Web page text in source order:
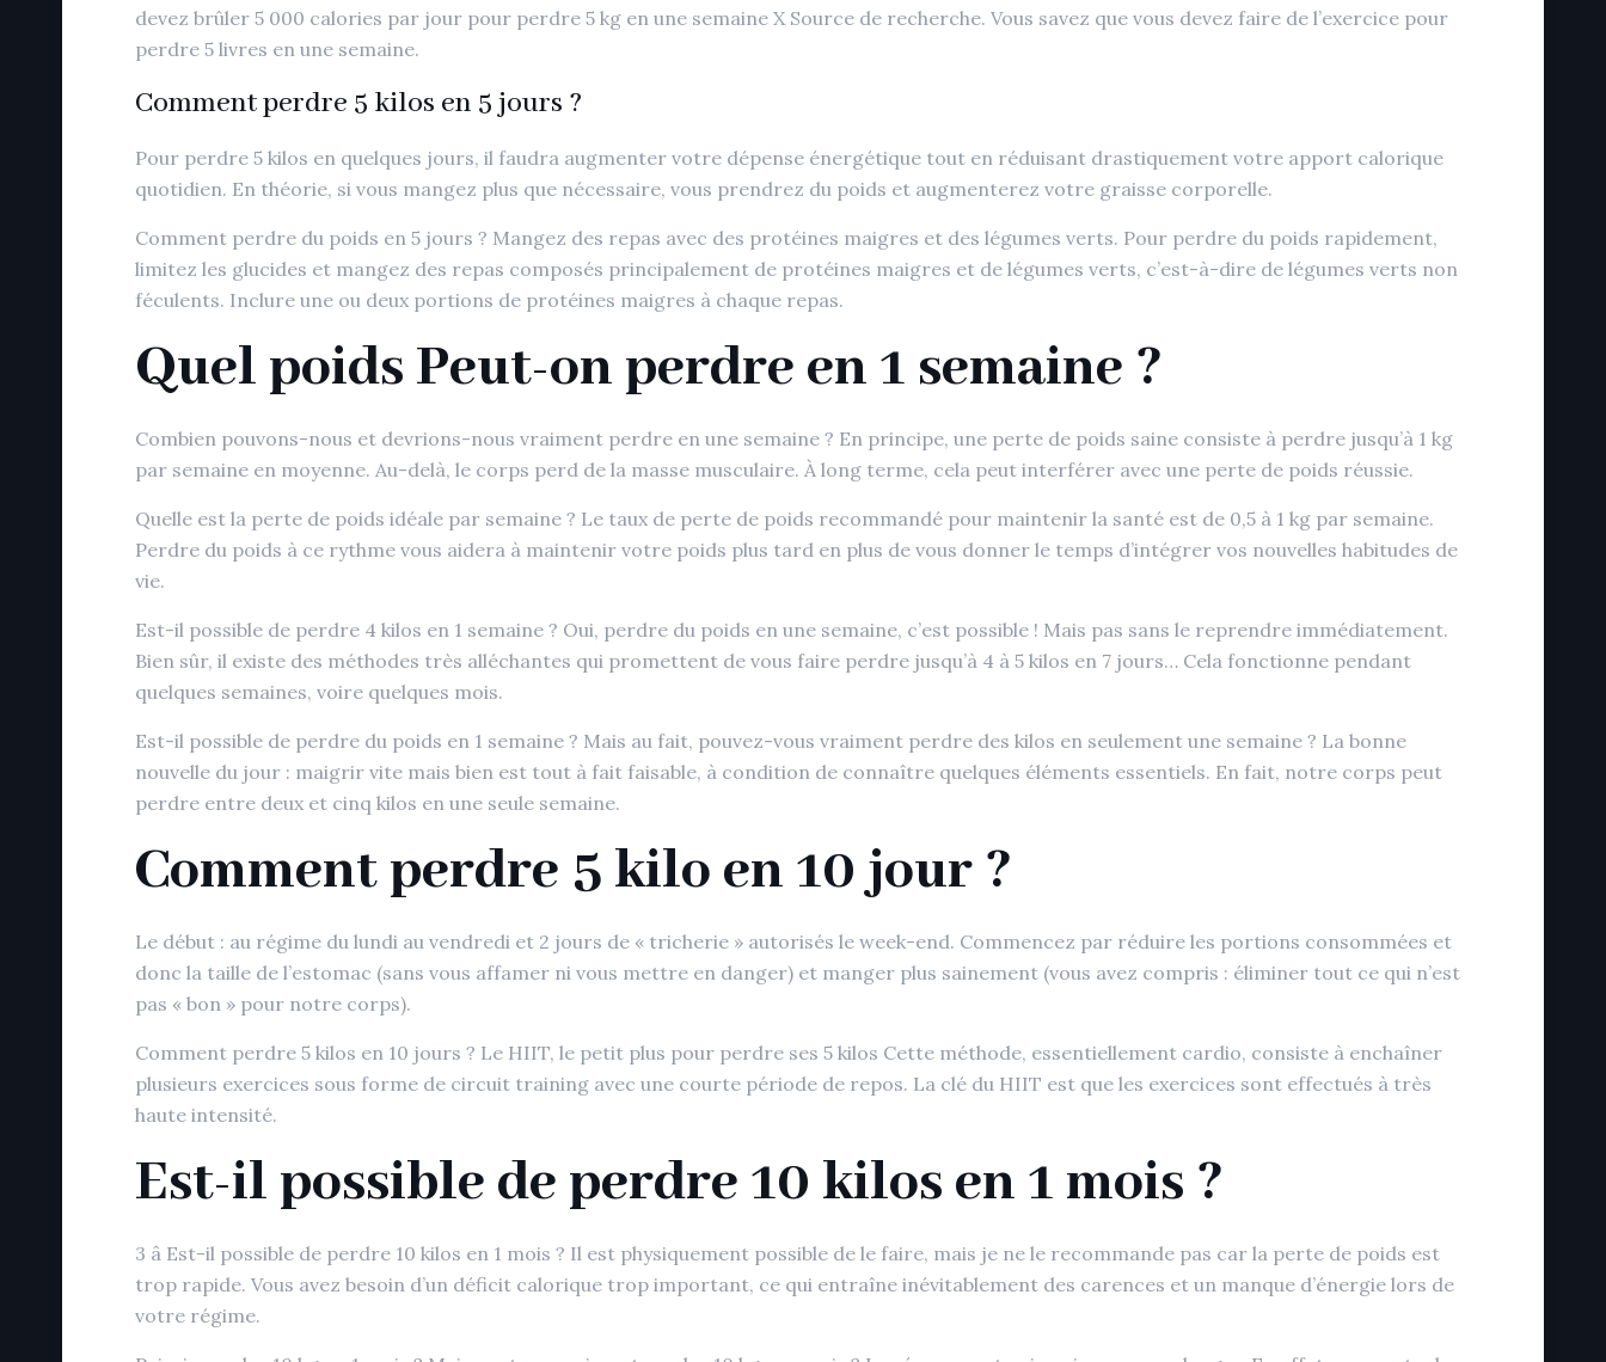
devez brûler 5 000 calories par jour pour perdre 5 kg en une semaine X Source de recherche. Vous savez que vous devez faire de l’exercice pour
perdre 5 livres en une semaine.
Comment perdre 5 kilos en 5 jours ?
Pour perdre 5 kilos en quelques jours, il faudra augmenter votre dépense énergétique tout en réduisant drastiquement votre apport calorique
quotidien. En théorie, si vous mangez plus que nécessaire, vous prendrez du poids et augmenterez votre graisse corporelle.
Comment perdre du poids en 5 jours ? Mangez des repas avec des protéines maigres et des légumes verts. Pour perdre du poids rapidement,
limitez les glucides et mangez des repas composés principalement de protéines maigres et de légumes verts, c’est-à-dire de légumes verts non
féculents. Inclure une ou deux portions de protéines maigres à chaque repas.
Quel poids Peut-on perdre en 1 semaine ?
Combien pouvons-nous et devrions-nous vraiment perdre en une semaine ? En principe, une perte de poids saine consiste à perdre jusqu’à 1 kg
par semaine en moyenne. Au-delà, le corps perd de la masse musculaire. À long terme, cela peut interférer avec une perte de poids réussie.
Quelle est la perte de poids idéale par semaine ? Le taux de perte de poids recommandé pour maintenir la santé est de 0,5 à 1 kg par semaine.
Perdre du poids à ce rythme vous aidera à maintenir votre poids plus tard en plus de vous donner le temps d’intégrer vos nouvelles habitudes de
vie.
Est-il possible de perdre 4 kilos en 1 semaine ? Oui, perdre du poids en une semaine, c’est possible ! Mais pas sans le reprendre immédiatement.
Bien sûr, il existe des méthodes très alléchantes qui promettent de vous faire perdre jusqu’à 4 à 5 kilos en 7 jours… Cela fonctionne pendant
quelques semaines, voire quelques mois.
Est-il possible de perdre du poids en 1 semaine ? Mais au fait, pouvez-vous vraiment perdre des kilos en seulement une semaine ? La bonne
nouvelle du jour : maigrir vite mais bien est tout à fait faisable, à condition de connaître quelques éléments essentiels. En fait, notre corps peut
perdre entre deux et cinq kilos en une seule semaine.
Comment perdre 5 kilo en 10 jour ?
Le début : au régime du lundi au vendredi et 2 jours de « tricherie » autorisés le week-end. Commencez par réduire les portions consommées et
donc la taille de l’estomac (sans vous affamer ni vous mettre en danger) et manger plus sainement (vous avez compris : éliminer tout ce qui n’est
pas « bon » pour notre corps).
Comment perdre 5 kilos en 10 jours ? Le HIIT, le petit plus pour perdre ses 5 kilos Cette méthode, essentiellement cardio, consiste à enchaîner
plusieurs exercices sous forme de circuit training avec une courte période de repos. La clé du HIIT est que les exercices sont effectués à très
haute intensité.
Est-il possible de perdre 10 kilos en 1 mois ?
3 â Est-il possible de perdre 10 kilos en 1 mois ? Il est physiquement possible de le faire, mais je ne le recommande pas car la perte de poids est
trop rapide. Vous avez besoin d’un déficit calorique trop important, ce qui entraîne inévitablement des carences et un manque d’énergie lors de
votre régime.